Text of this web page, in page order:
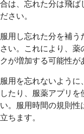
合は、忘れた分は飛ば
ださい。
服用し忘れた分を補
さい。これにより、薬
クが増加する可能性が
服用を忘れないよう
したり、服薬アプリ
い。服用時間の規則性
立ちます。